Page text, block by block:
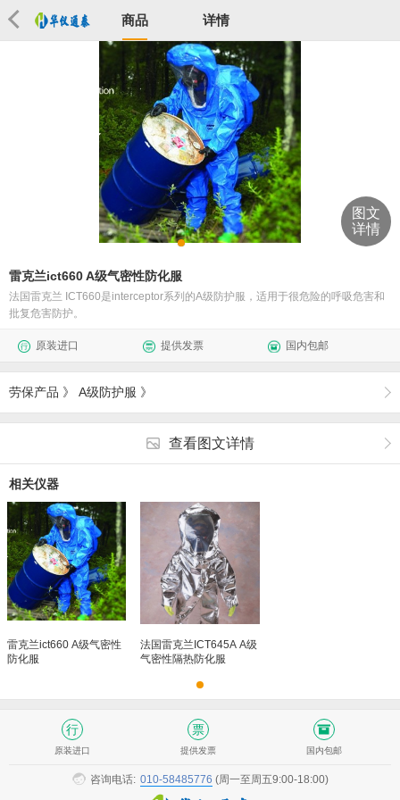
商品 详情
图文
详情
雷克兰ict660 A级气密性防化服
法国雷克兰 ICT660是interceptor系列的A级防护服，适用于很危险的呼吸危害和
批复危害防护。
原装进口 提供发票 国内包邮
劳保产品 》 A级防护服 》
查看图文详情
相关仪器
雷克兰ict660 A级气密性
防化服
法国雷克兰ICT645A A级
气密性隔热防化服
原装进口 提供发票 国内包邮
咨询电话: 010-58485776 (周一至周五9:00-18:00)